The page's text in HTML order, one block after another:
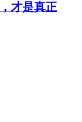
才是真正